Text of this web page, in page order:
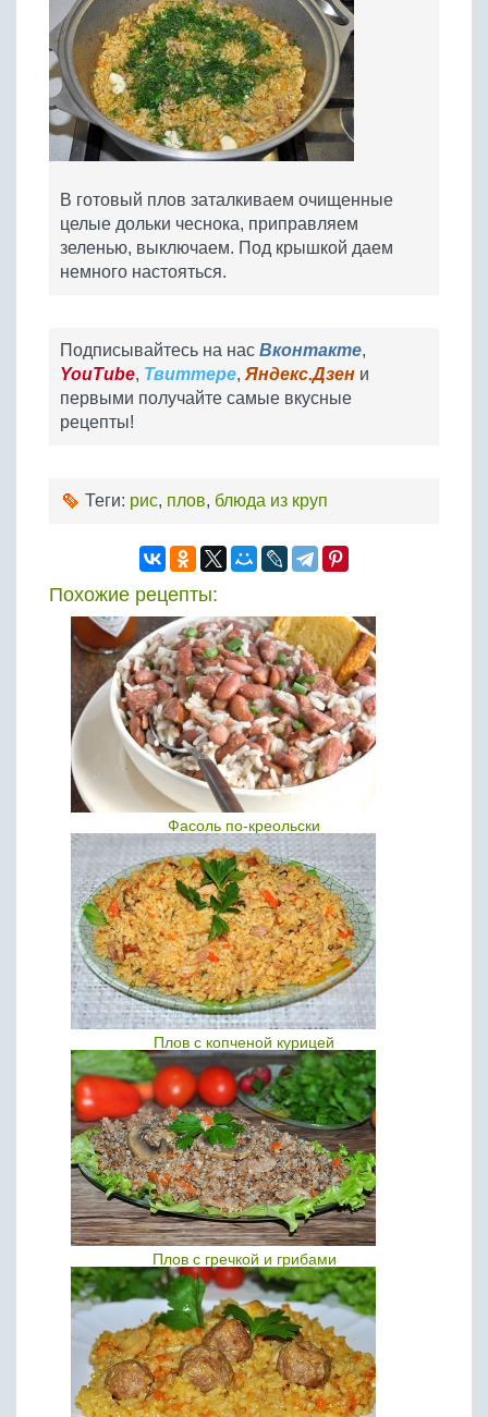
В готовый плов заталкиваем очищенные
целые дольки чеснока, приправляем
зеленью, выключаем. Под крышкой даем
немного настояться.
Подписывайтесь на нас Вконтакте,
YouTube, Твиттере, Яндекс.Дзен и
первыми получайте самые вкусные
рецепты!
Теги: рис, плов, блюда из круп
Похожие рецепты:
Фасоль по-креольски
Плов с копченой курицей
Плов с гречкой и грибами